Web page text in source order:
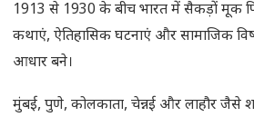
1913 से 1930 के बीच भारत में सैकड़ों मूक
कथाएं, ऐतिहासिक घटनाएं और सामाजिक
आधार बने।
मुंबई, पुणे, कोलकाता, चेन्नई और लाहौर जैसे